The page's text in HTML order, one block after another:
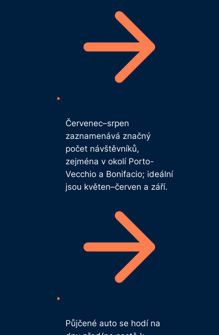
Červenec–srpen
zaznamenává značný
počet návštěvníků,
zejména v okolí Porto-
Vecchio a Bonifacio; ideální
jsou květen–červen a září.
Půjčené auto se hodí na